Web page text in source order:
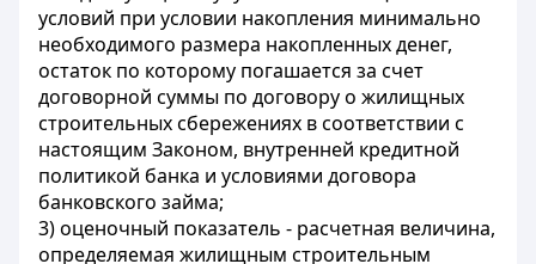
условий при условии накопления минимально
необходимого размера накопленных денег,
остаток по которому погашается за счет
договорной суммы по договору о жилищных
строительных сбережениях в соответствии с
настоящим Законом, внутренней кредитной
политикой банка и условиями договора
банковского займа;
3) оценочный показатель - расчетная величина,
определяемая жилищным строительным